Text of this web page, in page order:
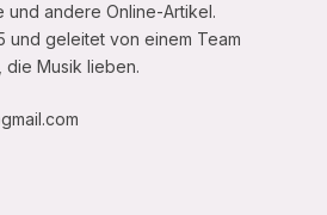
andere Online-Artikel.
und geleitet von einem Team
Musik lieben.